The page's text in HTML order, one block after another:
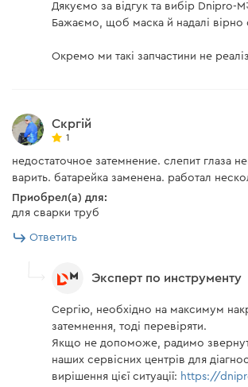
Дякуємо за відгук та вибір Dnipro-
Бажаємо, щоб маска й надалі вірно
Окремо ми такі запчастини не
Скргій
1
недостаточное затемнение. слепит глаза
варить. батарейка заменена. работал
Приобрел(а) для:
для сварки труб
Ответить
Эксперт по инструменту
Сергію, необхідно на максимум
затемнення, тоді перевіряти.
Якщо не допоможе, радимо
наших сервісних центрів для
вирішення цієї ситуації: https://